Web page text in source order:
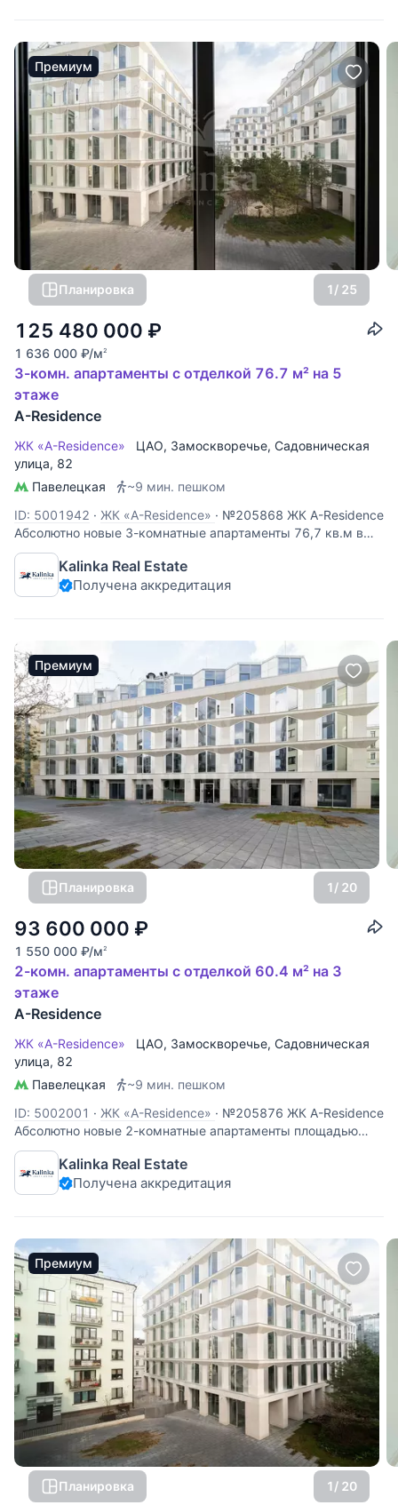
Премиум
Планировка 1/ 25
125 480 000 ₽
1 636 000 ₽/м2
3-комн. апартаменты с отделкой 76.7 м² на 5
этаже
A-Residence
ЖК «A-Residence» ЦАО, Замоскворечье, Садовническая
улица, 82
Павелецкая
~9 мин. пешком
ID: 5001942 · ЖК «A-Residence» · №205868 ЖК A-Residence
Абсолютно новые 3-комнатные апартаменты 76,7 кв.м в
жилом комплексе A-Residence в Замоскворечье.
Планировка: прихожая, кухня-гостиная, две спальни, две
ванные комнаты. Выполнен качественный ремонт с
Kalinka Real Estate
Получена аккредитация
Премиум
Планировка 1/ 20
93 600 000 ₽
1 550 000 ₽/м2
2-комн. апартаменты с отделкой 60.4 м² на 3
этаже
A-Residence
ЖК «A-Residence» ЦАО, Замоскворечье, Садовническая
улица, 82
Павелецкая
~9 мин. пешком
ID: 5002001 · ЖК «A-Residence» · №205876 ЖК A-Residence
Абсолютно новые 2-комнатные апартаменты площадью
60,4 кв.м в жилом комплексе A-Residence в
Замоскворечье. Планировка: прихожая, кухня-гостиная,
спальня, две ванные комнаты. Выполнен качественный
Kalinka Real Estate
Получена аккредитация
Премиум
Планировка 1/ 20